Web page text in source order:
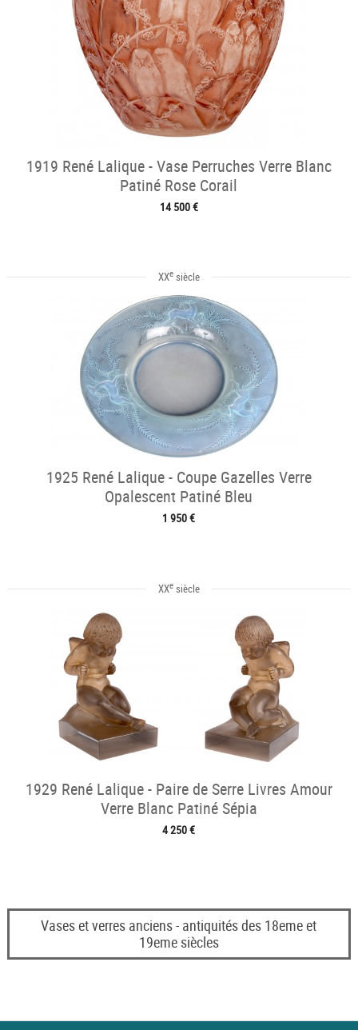
1919 René Lalique - Vase Perruches Verre Blanc
Patiné Rose Corail
14 500 €
XXesiècle
1925 René Lalique - Coupe Gazelles Verre
Opalescent Patiné Bleu
1 950 €
XXesiècle
1929 René Lalique - Paire de Serre Livres Amour
Verre Blanc Patiné Sépia
4 250 €
Vases et verres anciens - antiquités des 18eme et
19eme siècles